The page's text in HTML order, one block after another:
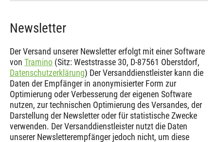
Newsletter
Der Versand unserer Newsletter erfolgt mit einer Software
von Tramino (Sitz: Weststrasse 30, D-87561 Oberstdorf,
Datenschutzerklärung) Der Versanddienstleister kann die
Daten der Empfänger in anonymisierter Form zur
Optimierung oder Verbesserung der eigenen Software
nutzen, zur technischen Optimierung des Versandes, der
Darstellung der Newsletter oder für statistische Zwecke
verwenden. Der Versanddienstleister nutzt die Daten
unserer Newsletterempfänger jedoch nicht, um diese